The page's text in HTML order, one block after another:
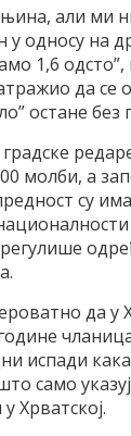
али ми
односу на
1,6
да се
остане без
молби, а
су
да у
испади
само
Хрватској.